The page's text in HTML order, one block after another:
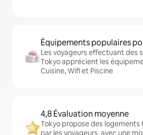
Équipements populaires
Les voyageurs effectuant des
Tokyo apprécient les
Cuisine, Wifi et Piscine
4,8 Évaluation moyenne
Tokyo propose des logements
par les voyageurs, avec une